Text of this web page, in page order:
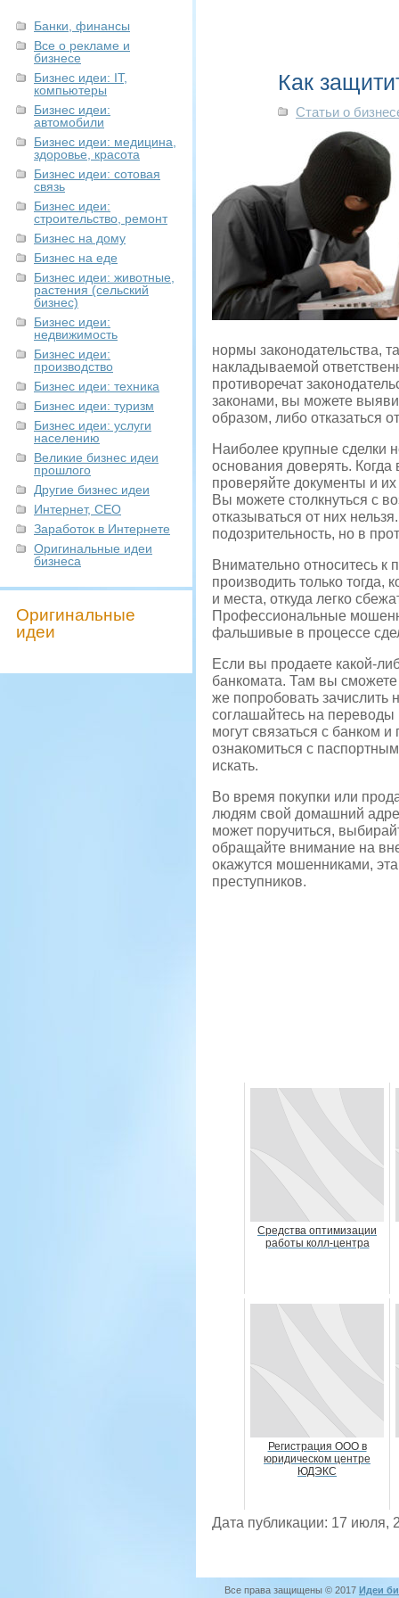
Банки, финансы
Все о рекламе и
бизнесе
Бизнес идеи: IT,
компьютеры
Бизнес идеи:
автомобили
Бизнес идеи: медицина,
здоровье, красота
Бизнес идеи: сотовая
связь
Бизнес идеи:
строительство, ремонт
Бизнес на дому
Бизнес на еде
Бизнес идеи: животные,
растения (сельский
бизнес)
Бизнес идеи:
недвижимость
Бизнес идеи:
производство
Бизнес идеи: техника
Бизнес идеи: туризм
Бизнес идеи: услуги
населению
Великие бизнес идеи
прошлого
Другие бизнес идеи
Интернет, СЕО
Заработок в Интернете
Оригинальные идеи
бизнеса
Оригинальные
идеи
Как
Статьи о
нормы законодательства,
накладываемой
противоречат
законами, вы можете
образом, либо отказаться
Наиболее крупные сделки
основания доверять.
проверяйте документы и
Вы можете столкнуться с
отказываться от них
подозрительность, но в
Внимательно относитесь
производить только тогда,
и места, откуда легко
Профессиональные
фальшивые в процессе
Если вы продаете какой-
банкомата. Там вы сможете
же попробовать зачислить
соглашайтесь на
могут связаться с банком
ознакомиться с
искать.
Во время покупки или
людям свой домашний
может поручиться,
обращайте внимание на
окажутся мошенниками,
преступников.
Средства оптимизации
работы колл-центра
Регистрация ООО в
юридическом центре
ЮДЭКС
Дата публикации: 17 июля,
Все права защищены © 2017 Идеи